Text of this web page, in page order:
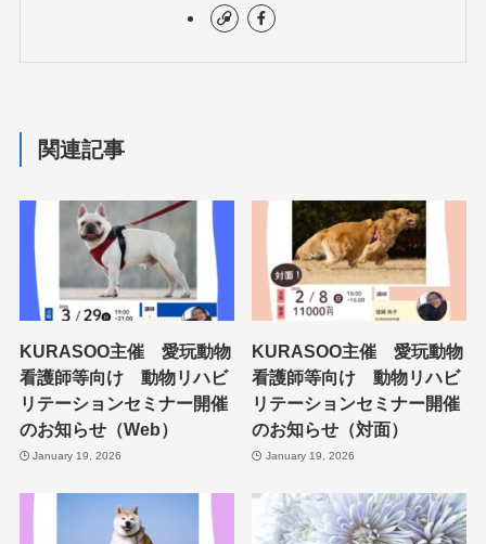
関連記事
KURASOO主催 愛玩動物
看護師等向け 動物リハビ
リテーションセミナー開催
のお知らせ（Web）
January 19, 2026
KURASOO主催 愛玩動物
看護師等向け 動物リハビ
リテーションセミナー開催
のお知らせ（対面）
January 19, 2026